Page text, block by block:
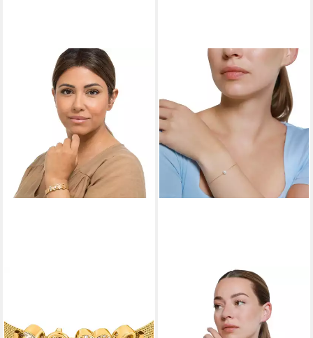
Geschenkverpackung), mit
Armband Serelina goldfarben
(Armband, inkl.
Geschenkverpackung),